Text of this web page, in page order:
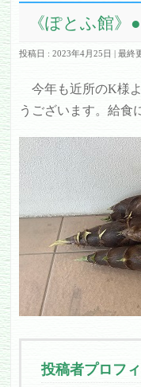
《ぽとふ館
投稿日 : 2023年4月25日 最終
今年も近所のK様
うございます。給食
投稿者プロフ